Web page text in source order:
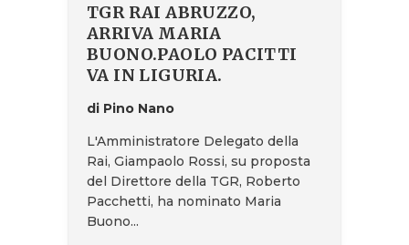
TGR RAI ABRUZZO,
ARRIVA MARIA
BUONO.PAOLO PACITTI
VA IN LIGURIA.
di Pino Nano
L'Amministratore Delegato della
Rai, Giampaolo Rossi, su proposta
del Direttore della TGR, Roberto
Pacchetti, ha nominato Maria
Buono...